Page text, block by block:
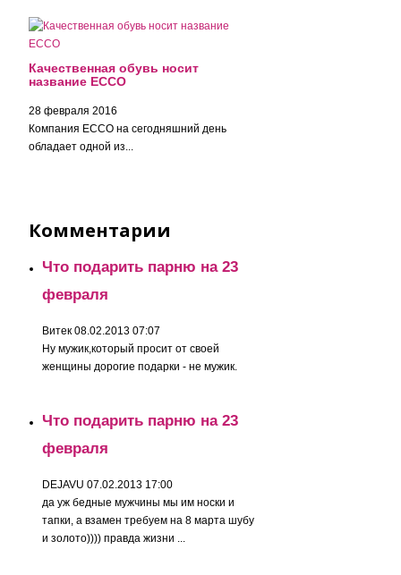
Качественная обувь носит
название ECCO
28 февраля 2016
Компания ECCO на сегодняшний день
обладает одной из...
Комментарии
Что подарить парню на 23
февраля
Витек 08.02.2013 07:07
Ну мужик,который просит от своей
женщины дорогие подарки - не мужик.
Что подарить парню на 23
февраля
DEJAVU 07.02.2013 17:00
да уж бедные мужчины мы им носки и
тапки, а взамен требуем на 8 марта шубу
и золото)))) правда жизни ...